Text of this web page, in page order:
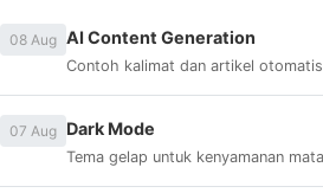
08 Aug AI Content Generation
Contoh kalimat dan artikel otomatis
07 Aug Dark Mode
Tema gelap untuk kenyamanan mata